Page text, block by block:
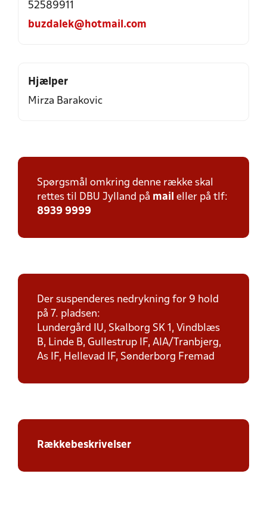
52589911
buzdalek@hotmail.com
Hjælper
Mirza Barakovic
Spørgsmål omkring denne række skal
rettes til DBU Jylland på mail eller på tlf:
8939 9999
Der suspenderes nedrykning for 9 hold
på 7. pladsen:
Lundergård IU, Skalborg SK 1, Vindblæs
B, Linde B, Gullestrup IF, AIA/Tranbjerg,
As IF, Hellevad IF, Sønderborg Fremad
Rækkebeskrivelser